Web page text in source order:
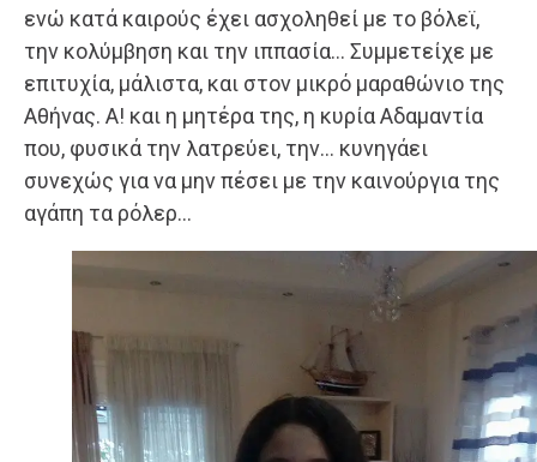
ενώ κατά καιρούς έχει ασχοληθεί με το βόλεϊ,
την κολύμβηση και την ιππασία… Συμμετείχε με
επιτυχία, μάλιστα, και στον μικρό μαραθώνιο της
Αθήνας. Α! και η μητέρα της, η κυρία Αδαμαντία
που, φυσικά την λατρεύει, την… κυνηγάει
συνεχώς για να μην πέσει με την καινούργια της
αγάπη τα ρόλερ…